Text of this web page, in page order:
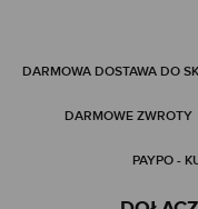
DARMOWA DOSTAWA DO
DARMOWE ZWROTY
PAYPO -